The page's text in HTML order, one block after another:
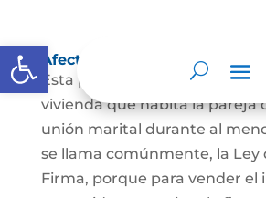
Abrir barra de herramientas
Afectación a Vivienda familiar
Esta protección la ordena la
vivienda que habita la pareja
unión marital durante al
se llama comúnmente, la Ley
Firma, porque para vender el